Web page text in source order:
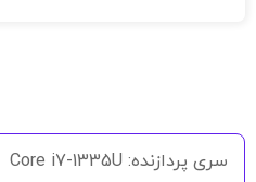
سری پردازنده: Core i7-1335U